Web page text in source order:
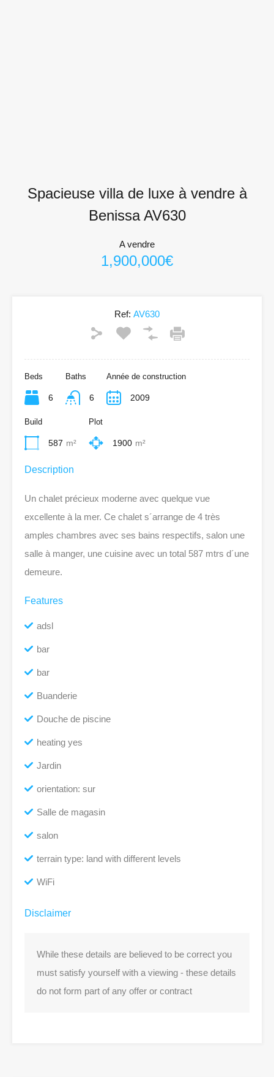
Spacieuse villa de luxe à vendre à
Benissa AV630
A vendre
1,900,000€
Ref: AV630
Beds
6
Baths
6
Année de construction
2009
Build
587 m²
Plot
1900 m²
Description
Un chalet précieux moderne avec quelque vue
excellente à la mer. Ce chalet s´arrange de 4 très
amples chambres avec ses bains respectifs, salon une
salle à manger, une cuisine avec un total 587 mtrs d´une
demeure.
Features
adsl
bar
bar
Buanderie
Douche de piscine
heating yes
Jardin
orientation: sur
Salle de magasin
salon
terrain type: land with different levels
WiFi
Disclaimer
While these details are believed to be correct you
must satisfy yourself with a viewing - these details
do not form part of any offer or contract